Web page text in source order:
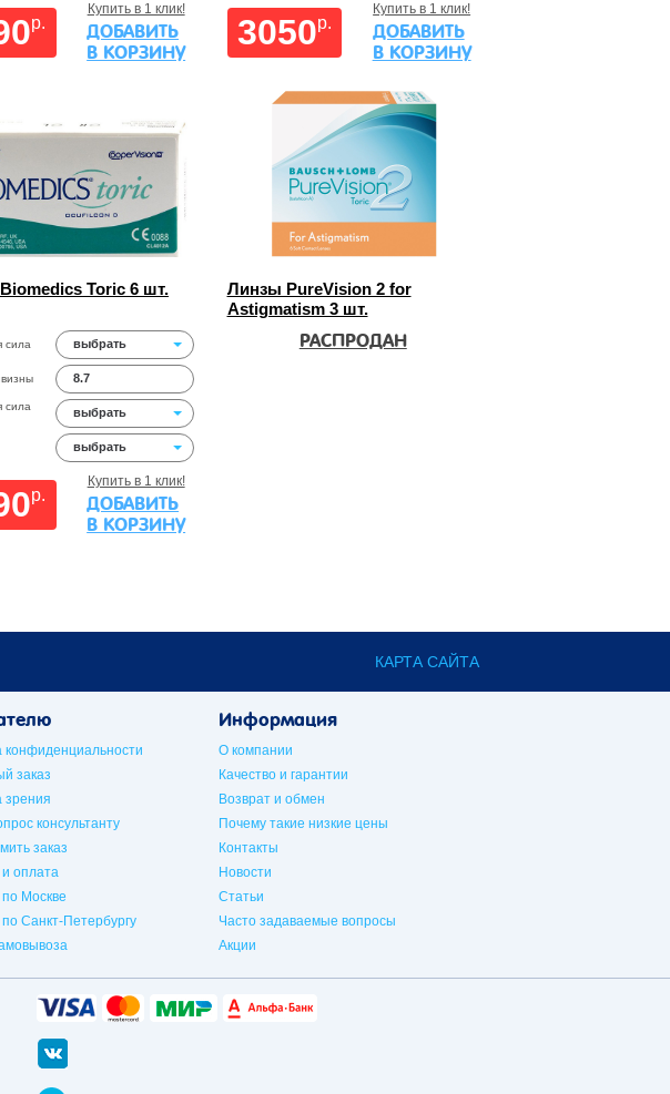
p.
Купить в 1 клик!
ДОБАВИТЬ
В КОРЗИНУ
3050p.
Купить в 1 клик!
ДОБАВИТЬ
В КОРЗИНУ
Toric 6 шт.
сила выбрать
8.7
сила
выбрать
выбрать
p.
Купить в 1 клик!
ДОБАВИТЬ
В КОРЗИНУ
Линзы PureVision 2 for
Astigmatism 3 шт.
РАСПРОДАН
КАРТА САЙТА
Информация
О компании
Качество и гарантии
Возврат и обмен
Почему такие низкие цены
Контакты
Новости
Статьи
Часто задаваемые вопросы
Акции
конфиденциальности
заказ
зрения
консультанту
заказ
и оплата
Москве
по Санкт-Петербургу